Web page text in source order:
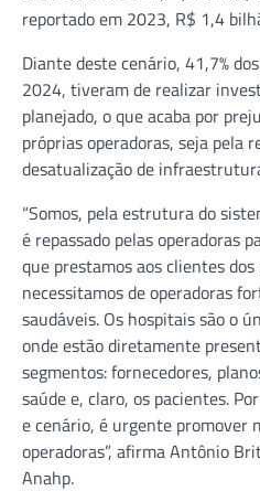
reportado em 2023, R$ 1,4
Diante deste cenário, 41,7%
2024, tiveram de realizar
planejado, o que acaba por
próprias operadoras, seja pela
desatualização de
“Somos, pela estrutura do
é repassado pelas operadoras
que prestamos aos clientes
necessitamos de operadoras
saudáveis. Os hospitais são o
onde estão diretamente
segmentos: fornecedores,
saúde e, claro, os pacientes.
e cenário, é urgente promover
operadoras”, afirma Antônio
Anahp.